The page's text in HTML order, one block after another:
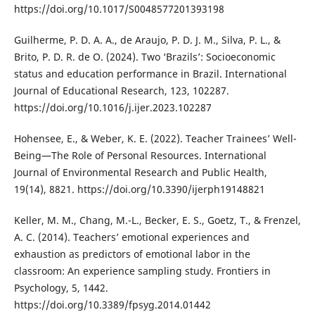
https://doi.org/10.1017/S0048577201393198
Guilherme, P. D. A. A., de Araujo, P. D. J. M., Silva, P. L., &
Brito, P. D. R. de O. (2024). Two ‘Brazils’: Socioeconomic
status and education performance in Brazil. International
Journal of Educational Research, 123, 102287.
https://doi.org/10.1016/j.ijer.2023.102287
Hohensee, E., & Weber, K. E. (2022). Teacher Trainees’ Well-
Being—The Role of Personal Resources. International
Journal of Environmental Research and Public Health,
19(14), 8821. https://doi.org/10.3390/ijerph19148821
Keller, M. M., Chang, M.-L., Becker, E. S., Goetz, T., & Frenzel,
A. C. (2014). Teachers’ emotional experiences and
exhaustion as predictors of emotional labor in the
classroom: An experience sampling study. Frontiers in
Psychology, 5, 1442.
https://doi.org/10.3389/fpsyg.2014.01442